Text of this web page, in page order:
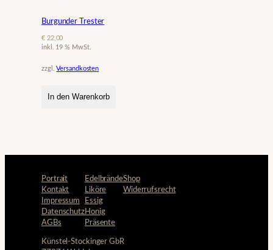
Burgunder Trester
€22,00
inkl. 19 % MwSt.
zzgl.Versandkosten
In den Warenkorb
Portrait
Kontakt
Impressum
Datenschutz
AGBs
Edelbrände
Liköre
Essig
Honig
Präsente
Shop
Widerrufsrecht
Künstel-Stockinger GbR